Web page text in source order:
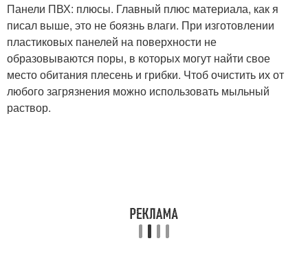
Панели ПВХ: плюсы. Главный плюс материала, как я
писал выше, это не боязнь влаги. При изготовлении
пластиковых панелей на поверхности не
образовываются поры, в которых могут найти свое
место обитания плесень и грибки. Чтоб очистить их от
любого загрязнения можно использовать мыльный
раствор.